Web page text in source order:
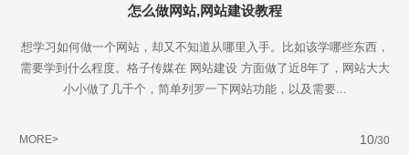
怎么做网站,网站建设教程
想学习如何做一个网站，却又不知道从哪里入手。比如该学哪些东西，
需要学到什么程度。格子传媒在 网站建设 方面做了近8年了，网站大大
小小做了几千个，简单列罗一下网站功能，以及需要...
MORE> 10/30
Are you ready?
不怕就请留下您的需求及联系方式，我们会第一时间送上问候的。